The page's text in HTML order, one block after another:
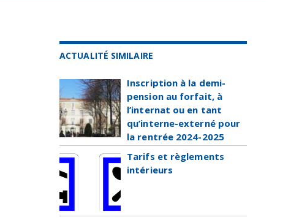
ACTUALITÉ SIMILAIRE
Inscription à la demi-
pension au forfait, à
l’internat ou en tant
qu’interne-externé pour
la rentrée 2024-2025
Tarifs et règlements
intérieurs